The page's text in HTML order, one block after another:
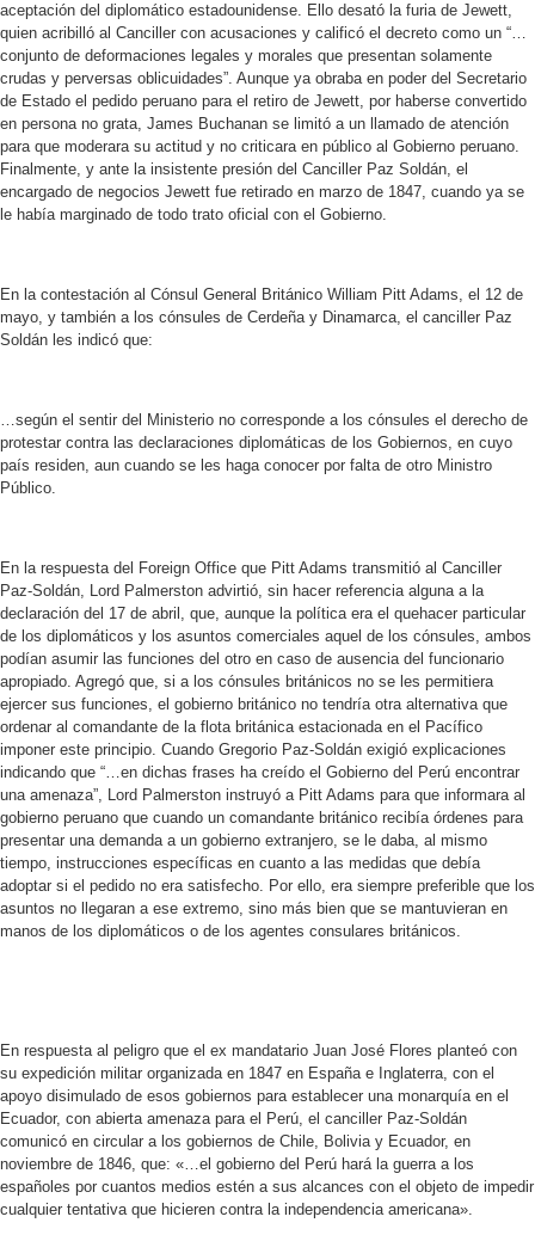
aceptación del diplomático estadounidense. Ello desató la furia de Jewett,
quien acribilló al Canciller con acusaciones y calificó el decreto como un “…
conjunto de deformaciones legales y morales que presentan solamente
crudas y perversas oblicuidades”. Aunque ya obraba en poder del Secretario
de Estado el pedido peruano para el retiro de Jewett, por haberse convertido
en persona no grata, James Buchanan se limitó a un llamado de atención
para que moderara su actitud y no criticara en público al Gobierno peruano.
Finalmente, y ante la insistente presión del Canciller Paz Soldán, el
encargado de negocios Jewett fue retirado en marzo de 1847, cuando ya se
le había marginado de todo trato oficial con el Gobierno.
En la contestación al Cónsul General Británico William Pitt Adams, el 12 de
mayo, y también a los cónsules de Cerdeña y Dinamarca, el canciller Paz
Soldán les indicó que:
…según el sentir del Ministerio no corresponde a los cónsules el derecho de
protestar contra las declaraciones diplomáticas de los Gobiernos, en cuyo
país residen, aun cuando se les haga conocer por falta de otro Ministro
Público.
En la respuesta del Foreign Office que Pitt Adams transmitió al Canciller
Paz-Soldán, Lord Palmerston advirtió, sin hacer referencia alguna a la
declaración del 17 de abril, que, aunque la política era el quehacer particular
de los diplomáticos y los asuntos comerciales aquel de los cónsules, ambos
podían asumir las funciones del otro en caso de ausencia del funcionario
apropiado. Agregó que, si a los cónsules británicos no se les permitiera
ejercer sus funciones, el gobierno británico no tendría otra alternativa que
ordenar al comandante de la flota británica estacionada en el Pacífico
imponer este principio. Cuando Gregorio Paz-Soldán exigió explicaciones
indicando que “…en dichas frases ha creído el Gobierno del Perú encontrar
una amenaza”, Lord Palmerston instruyó a Pitt Adams para que informara al
gobierno peruano que cuando un comandante británico recibía órdenes para
presentar una demanda a un gobierno extranjero, se le daba, al mismo
tiempo, instrucciones específicas en cuanto a las medidas que debía
adoptar si el pedido no era satisfecho. Por ello, era siempre preferible que los
asuntos no llegaran a ese extremo, sino más bien que se mantuvieran en
manos de los diplomáticos o de los agentes consulares británicos.
En respuesta al peligro que el ex mandatario Juan José Flores planteó con
su expedición militar organizada en 1847 en España e Inglaterra, con el
apoyo disimulado de esos gobiernos para establecer una monarquía en el
Ecuador, con abierta amenaza para el Perú, el canciller Paz-Soldán
comunicó en circular a los gobiernos de Chile, Bolivia y Ecuador, en
noviembre de 1846, que: «…el gobierno del Perú hará la guerra a los
españoles por cuantos medios estén a sus alcances con el objeto de impedir
cualquier tentativa que hicieren contra la independencia americana».